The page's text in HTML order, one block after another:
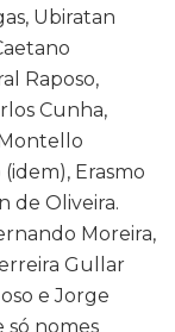
Ubiratan
Raposo,
Cunha,
Erasmo
de Oliveira.
Moreira,
Gullar
e Jorge
só nomes